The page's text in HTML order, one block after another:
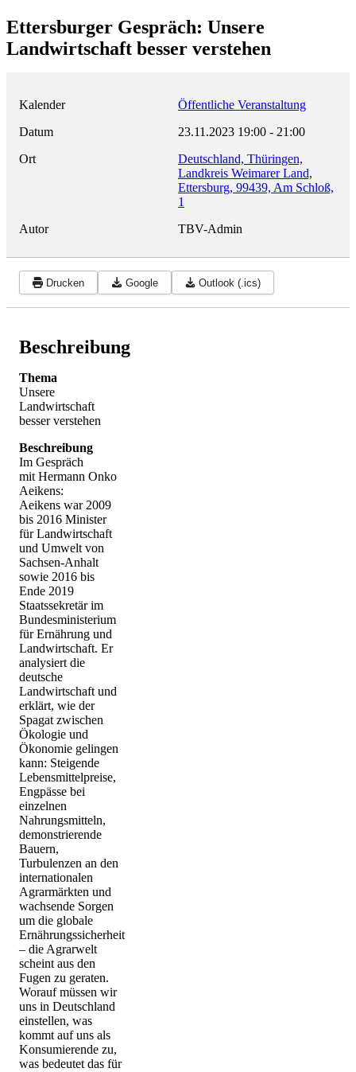
Ettersburger Gespräch: Unsere
Landwirtschaft besser verstehen
Kalender
Öffentliche Veranstaltung
Datum
23.11.2023 19:00 - 21:00
Ort
Deutschland, Thüringen,
Landkreis Weimarer Land,
Ettersburg, 99439, Am Schloß,
1
Autor
TBV-Admin
Drucken Google Outlook (.ics)
Beschreibung
Thema
Unsere
Landwirtschaft
besser verstehen
Beschreibung
Im Gespräch
mit Hermann Onko
Aeikens:
Aeikens war 2009
bis 2016 Minister
für Landwirtschaft
und Umwelt von
Sachsen-Anhalt
sowie 2016 bis
Ende 2019
Staatssekretär im
Bundesministerium
für Ernährung und
Landwirtschaft. Er
analysiert die
deutsche
Landwirtschaft und
erklärt, wie der
Spagat zwischen
Ökologie und
Ökonomie gelingen
kann: Steigende
Lebensmittelpreise,
Engpässe bei
einzelnen
Nahrungsmitteln,
demonstrierende
Bauern,
Turbulenzen an den
internationalen
Agrarmärkten und
wachsende Sorgen
um die globale
Ernährungssicherheit
– die Agrarwelt
scheint aus den
Fugen zu geraten.
Worauf müssen wir
uns in Deutschland
einstellen, was
kommt auf uns als
Konsumierende zu,
was bedeutet das für